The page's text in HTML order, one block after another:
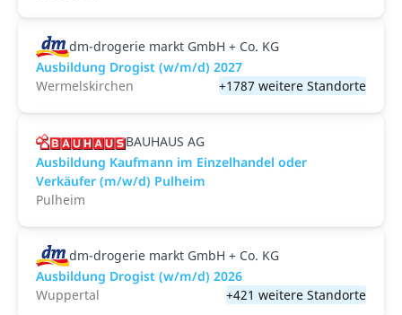
dm-drogerie markt GmbH + Co. KG
Ausbildung Drogist (w/m/d) 2027
Wermelskirchen
+1787 weitere Standorte
BAUHAUS AG
Ausbildung Kaufmann im Einzelhandel oder
Verkäufer (m/w/d) Pulheim
Pulheim
dm-drogerie markt GmbH + Co. KG
Ausbildung Drogist (w/m/d) 2026
Wuppertal
+421 weitere Standorte